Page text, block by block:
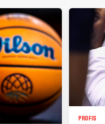
PROFIS